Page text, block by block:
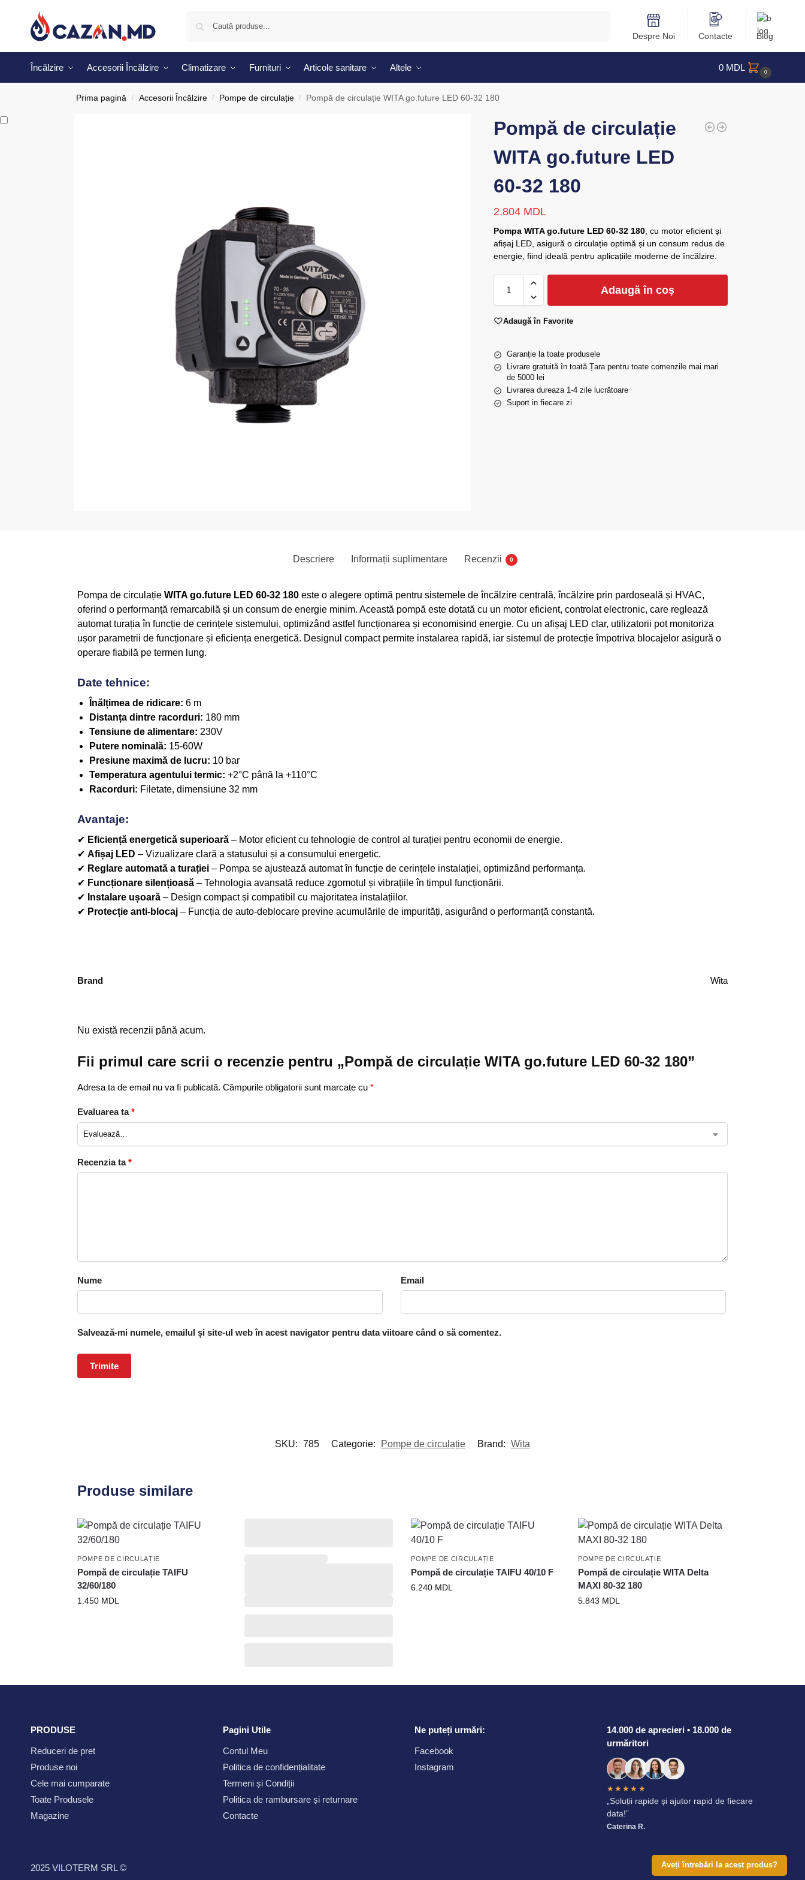
Despre Noi Contacte Blog
Încălzire Accesorii Încălzire Climatizare Furnituri Articole sanitare Altele 0 MDL 0
Prima pagină / Accesorii Încălzire / Pompe de circulație / Pompă de circulație WITA go.future LED 60-32 180
Pompă de circulație
WITA go.future LED
60-32 180
2.804 MDL
Pompa WITA go.future LED 60-32 180 , cu motor eficient și
afișaj LED, asigură o circulație optimă și un consum redus de
energie, fiind ideală pentru aplicațiile moderne de încălzire.
Adaugă în coș
Adaugă în Favorite
Garanție la toate produsele
Livrare gratuită în toată Țara pentru toate comenzile mai mari
de 5000 lei
Livrarea dureaza 1-4 zile lucrătoare
Suport in fiecare zi
Aveți întrebări la acest produs?
Descriere Informații suplimentare Recenzii 0
Pompa de circulație WITA go.future LED 60-32 180este o alegere optimă pentru sistemele de încălzire centrală, încălzire prin pardoseală și HVAC,
oferind o performanță remarcabilă și un consum de energie minim. Această pompă este dotată cu un motor eficient, controlat electronic, care reglează
automat turația în funcție de cerințele sistemului, optimizând astfel funcționarea și economisind energie. Cu un afișaj LED clar, utilizatorii pot monitoriza
ușor parametrii de funcționare și eficiența energetică. Designul compact permite instalarea rapidă, iar sistemul de protecție împotriva blocajelor asigură o
operare fiabilă pe termen lung.
Date tehnice:
Înălțimea de ridicare: 6 m
Distanța dintre racorduri: 180 mm
Tensiune de alimentare: 230V
Putere nominală: 15-60W
Presiune maximă de lucru: 10 bar
Temperatura agentului termic: +2°C până la +110°C
Racorduri: Filetate, dimensiune 32 mm
Avantaje:
✔ Eficiență energetică superioară– Motor eficient cu tehnologie de control al turației pentru economii de energie.
✔ Afișaj LED – Vizualizare clară a statusului și a consumului energetic.
✔ Reglare automată a turației– Pompa se ajustează automat în funcție de cerințele instalației, optimizând performanța.
✔ Funcționare silențioasă– Tehnologia avansată reduce zgomotul și vibrațiile în timpul funcționării.
✔ Instalare ușoară– Design compact și compatibil cu majoritatea instalațiilor.
✔ Protecție anti-blocaj– Funcția de auto-deblocare previne acumulările de impurități, asigurând o performanță constantă.
Brand Wita
Nu există recenzii până acum.
Fii primul care scrii o recenzie pentru „Pompă de circulație WITA go.future LED 60-32 180”
Adresa ta de email nu va fi publicată. Câmpurile obligatorii sunt marcate cu *
Evaluarea ta*
Recenzia ta*
Nume Email
Salvează-mi numele, emailul și site-ul web în acest navigator pentru data viitoare când o să comentez.
SKU: 785 Categorie: Pompe de circulație Brand: Wita
Produse similare
POMPE DE CIRCULAȚIE
Pompă de circulație TAIFU
32/60/180
1.450 MDL
POMPE DE CIRCULAȚIE
Pompă de circulație TAIFU 40/10 F
6.240 MDL
POMPE DE CIRCULAȚIE
Pompă de circulație WITA Delta
MAXI 80-32 180
5.843 MDL
PRODUSE
Reduceri de pret
Produse noi
Cele mai cumparate
Toate Produsele
Magazine
Pagini Utile
Contul Meu
Politica de confidențialitate
Termeni și Condiții
Politica de rambursare și returnare
Contacte
Ne puteți urmări:
Facebook
Instagram
14.000 de aprecieri • 18.000 de
urmăritori
★★★★★
„Soluții rapide și ajutor rapid de fiecare
data!”
Caterina R.
2025 VILOTERM SRL © Toate drepturile rezervate.